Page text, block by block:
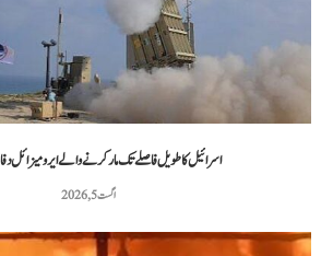
اسرائیل کا طویل فاصلے تک مار کرنے والے ایرو میزائل
اگست 5, 2026